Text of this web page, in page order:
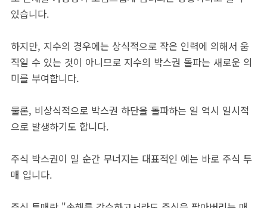
있습니다.
하지만, 지수의 경우에는 상식적으로 작은 인력에 의해서 움
직일 수 있는 것이 아니므로 지수의 박스권 돌파는 새로운 의
미를 부여합니다.
물론, 비상식적으로 박스권 하단을 돌파하는 일 역시 일시적
으로 발생하기도 합니다.
주식 박스권이 일 순간 무너지는 대표적인 예는 바로 주식 투
매 입니다.